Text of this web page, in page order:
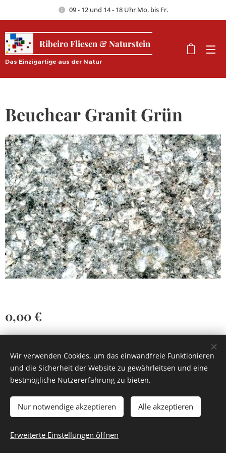
09 - 12 und 14 - 18 Uhr Mo. bis Fr.
Ribeiro Fliesen & Naturstein
Das Einzigartige aus der Natur
Beuchear Granit Grün
0,00€
Zum Warenkorb hinzufügen
Cookies
Wir verwenden Cookies, um das einwandfreie Funktionieren
und die Sicherheit der Website zu gewährleitsen und eine
bestmögliche Nutzererfahrung zu bieten.
Nur notwendige akzeptieren Alle akzeptieren
Erweiterte Einstellungen öffnen